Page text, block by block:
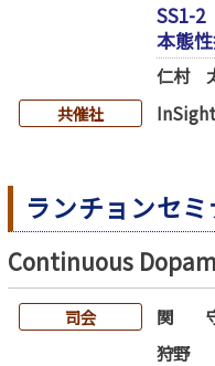
SS1-2
本態
仁村
共催社
ランチョンセ
Continuous
司会
関
狩野